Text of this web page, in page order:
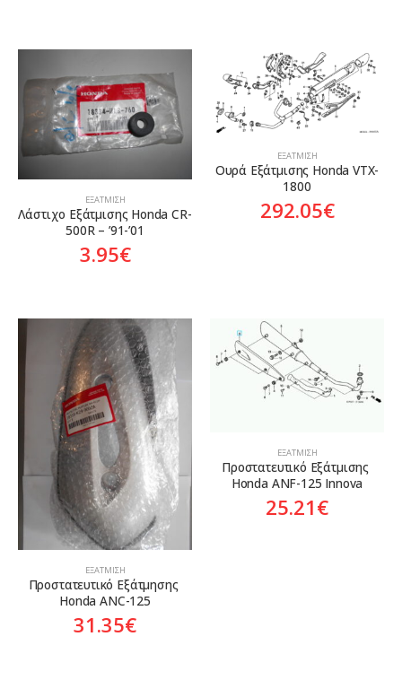
ΕΞΆΤΜΙΣΗ
Λάστιχο Εξάτμισης Honda CR-
500R – ’91-’01
3.95€
ΕΞΆΤΜΙΣΗ
Ουρά Εξάτμισης Honda VTX-
1800
292.05€
ΕΞΆΤΜΙΣΗ
Προστατευτικό Εξάτμησης
Honda ANC-125
31.35€
ΕΞΆΤΜΙΣΗ
Προστατευτικό Εξάτμισης
Honda ANF-125 Innova
25.21€